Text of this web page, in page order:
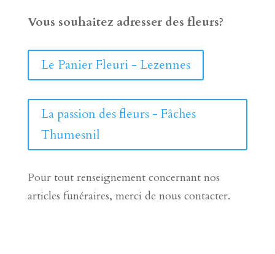
Vous souhaitez adresser des fleurs?
Le Panier Fleuri - Lezennes
La passion des fleurs - Fâches
Thumesnil
Pour tout renseignement concernant nos
articles funéraires, merci de nous contacter.